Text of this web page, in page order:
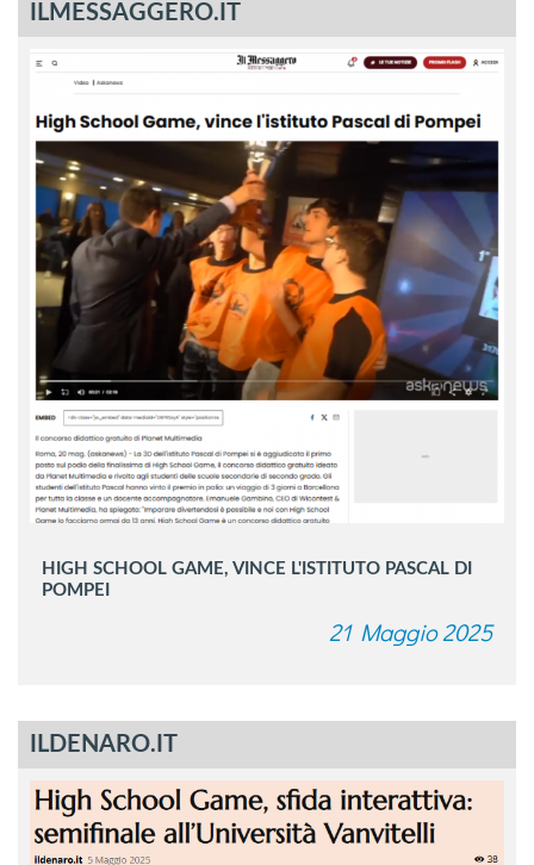
ILMESSAGGERO.IT
HIGH SCHOOL GAME, VINCE L'ISTITUTO PASCAL DI
POMPEI
21 Maggio 2025
ILDENARO.IT